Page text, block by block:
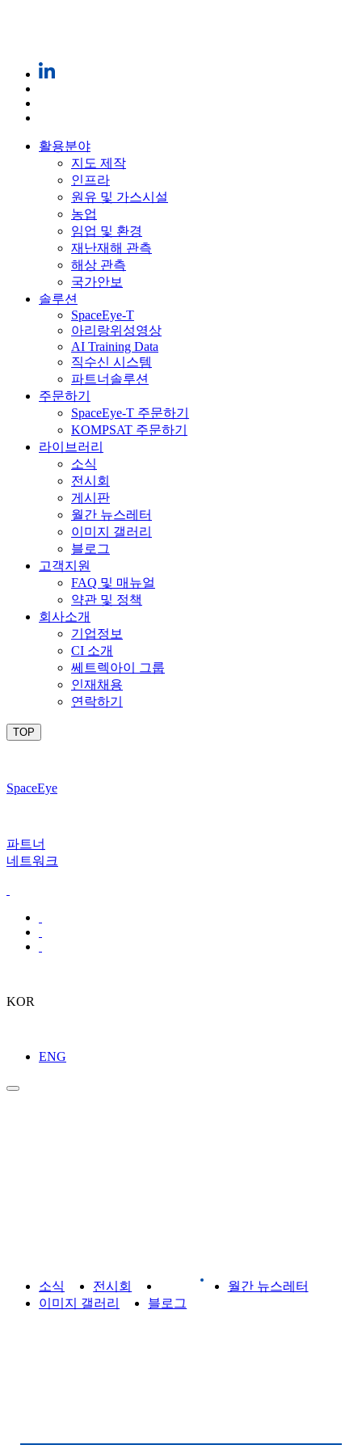
활용분야
지도 제작
인프라
원유 및 가스시설
농업
임업 및 환경
재난재해 관측
해상 관측
국가안보
솔루션
SpaceEye-T
아리랑위성영상
AI Training Data
직수신 시스템
파트너솔루션
주문하기
SpaceEye-T 주문하기
KOMPSAT 주문하기
라이브러리
소식
전시회
게시판
월간 뉴스레터
이미지 갤러리
블로그
고객지원
FAQ 및 매뉴얼
약관 및 정책
회사소개
기업정보
CI 소개
쎄트렉아이 그룹
인재채용
연락하기
TOP
SpaceEye
파트너
네트워크
KOR
ENG
소식 전시회
월간 뉴스레터
이미지 갤러리
블로그